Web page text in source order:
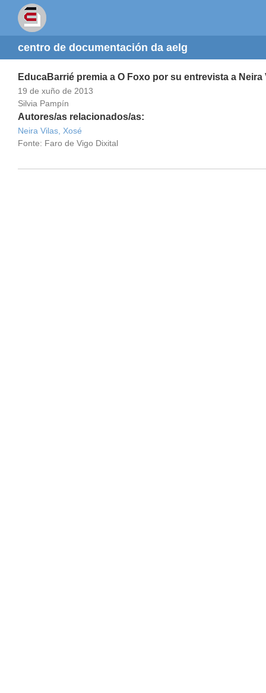
centro de documentación da aelg
EducaBarrié premia a O Foxo por su entrevista a Neira
19 de xuño de 2013
Silvia Pampín
Autores/as relacionados/as:
Neira Vilas, Xosé
Fonte: Faro de Vigo Dixital